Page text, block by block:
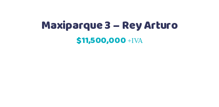
Maxiparque 3 – Rey Arturo
$11,500,000 +IVA